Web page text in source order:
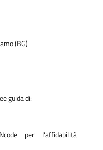
(BG)
guida di:
per l'affidabilità